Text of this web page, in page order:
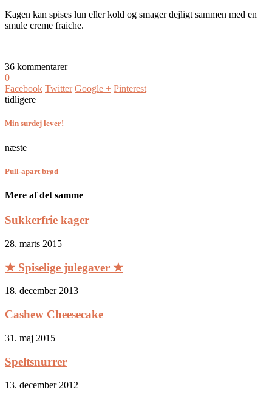
Kagen kan spises lun eller kold og smager dejligt sammen med en
smule creme fraiche.
36 kommentarer
0
Facebook Twitter Google + Pinterest
tidligere
Min surdej lever!
næste
Pull-apart brød
Mere af det samme
Sukkerfrie kager
28. marts 2015
★ Spiselige julegaver ★
18. december 2013
Cashew Cheesecake
31. maj 2015
Speltsnurrer
13. december 2012